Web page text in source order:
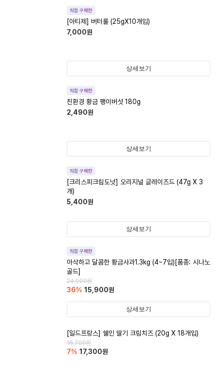
직접 구매한
[아티제] 버터롤 (25gX10개입)
7,000원
상세보기
직접 구매한
친환경 황금 팽이버섯 180g
2,490원
상세보기
직접 구매한
[크리스피크림도넛] 오리지널 글레이즈드 (47g X 3
개)
5,400원
상세보기
직접 구매한
아삭하고 달콤한 황금사과1.3kg (4~7입)[품종: 시나노
골드]
24,900원
36% 15,900원
상세보기
[일드프랑스] 쉘인 딸기 크림치즈 (20g X 18개입)
18,700원
7% 17,300원